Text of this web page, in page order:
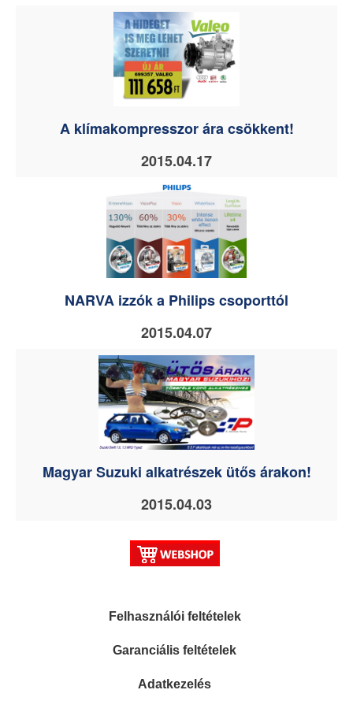
A klímakompresszor ára csökkent!
2015.04.17
NARVA izzók a Philips csoporttól
2015.04.07
Magyar Suzuki alkatrészek ütős árakon!
2015.04.03
Felhasználói feltételek
Garanciális feltételek
Adatkezelés